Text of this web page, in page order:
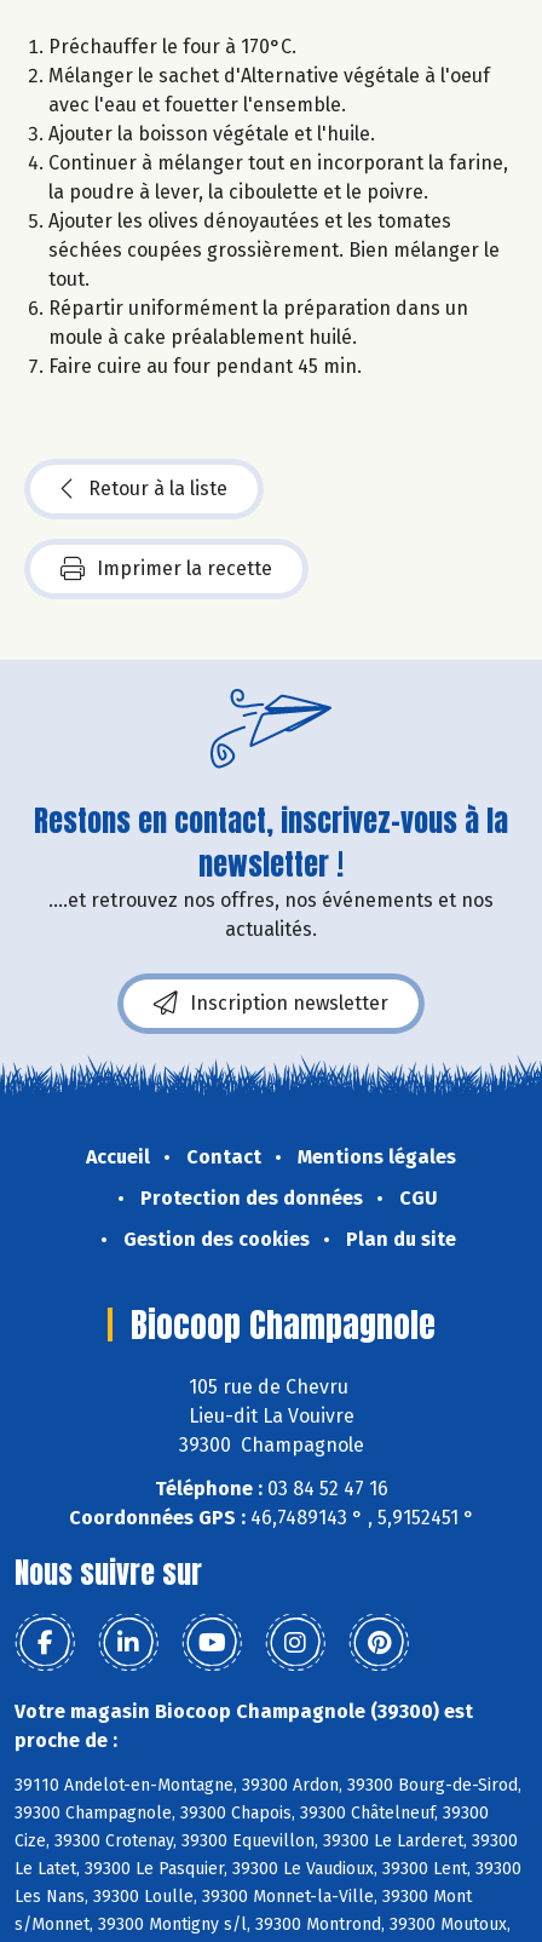
Préchauffer le four à 170°C.
Mélanger le sachet d'Alternative végétale à l'oeuf
avec l'eau et fouetter l'ensemble.
Ajouter la boisson végétale et l'huile.
Continuer à mélanger tout en incorporant la farine,
la poudre à lever, la ciboulette et le poivre.
Ajouter les olives dénoyautées et les tomates
séchées coupées grossièrement. Bien mélanger le
tout.
Répartir uniformément la préparation dans un
moule à cake préalablement huilé.
Faire cuire au four pendant 45 min.
Retour à la liste
Imprimer la recette
Restons en contact, inscrivez-vous à la
newsletter !
....et retrouvez nos offres, nos événements et nos
actualités.
Inscription newsletter
Accueil Contact
Mentions légales
Protection des données
CGU
Gestion des cookies
Plan du site
Biocoop Champagnole
105 rue de Chevru
Lieu-dit La Vouivre
39300 Champagnole
Téléphone :03 84 52 47 16
Coordonnées GPS :46,7489143 ° , 5,9152451 °
Nous suivre sur
Votre magasin Biocoop Champagnole (39300) est
proche de :
39110 Andelot-en-Montagne, 39300 Ardon, 39300 Bourg-de-Sirod,
39300 Champagnole, 39300 Chapois, 39300 Châtelneuf, 39300
Cize, 39300 Crotenay, 39300 Equevillon, 39300 Le Larderet, 39300
Le Latet, 39300 Le Pasquier, 39300 Le Vaudioux, 39300 Lent, 39300
Les Nans, 39300 Loulle, 39300 Monnet-la-Ville, 39300 Mont
s/Monnet, 39300 Montigny s/l, 39300 Montrond, 39300 Moutoux,